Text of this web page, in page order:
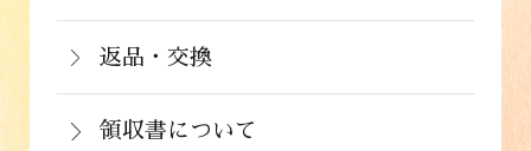
東北：1,210円(税込)
北海道：1,430円(税込)
沖縄：2,024円(税込)
※クール便の場合は送料＋クール代金
郵便振込（前払い）・PayPay（オンラ
イン決済）・ドコモケータイ払い・auか
んたん決済・au PAY・ソフトバンクまと
めて支払い(B)がご利用頂けます。
通常在庫がある商品につきましては、ご
注文から２～５営業日で発送いたしま
す。
返品・交換
商品が食品のため、お客様のお手元に到
着後の返品は基本的にお受け出来ませ
領収書について